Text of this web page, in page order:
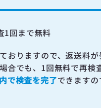
1回まで無料
りますので、返送料が
でも、1回無料で再検
で検査を完了できます